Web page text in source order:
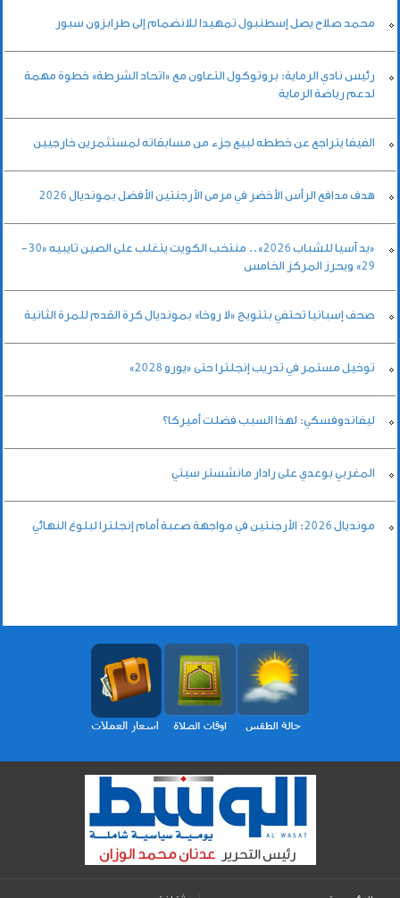
محمد صلاح يصل إسطنبول تمهيدا للانضمام إلى طرابزون سبور
رئيس نادي الرماية: بروتوكول التعاون مع «اتحاد الشرطة» خطوة مهمة
لدعم رياضة الرماية
الفيفا يتراجع عن خططه لبيع جزء من مسابقاته لمستثمرين خارجيين
هدف مدافع الرأس الأخضر في مرمى الأرجنتين الأفضل بمونديال 2026
«يد آسيا للشباب 2026».. منتخب الكويت يتغلب على الصين تايبيه «30-
29» ويحرز المركز الخامس
صحف إسبانيا تحتفي بتتويج «لا روخا» بمونديال كرة القدم للمرة الثانية
توخيل مستمر في تدريب إنجلترا حتى «يورو 2028»
ليفاندوفسكي: لهذا السبب فضلت أميركا؟
المغربي بوعدي على رادار مانشستر سيتي
مونديال 2026: الأرجنتين في مواجهة صعبة أمام إنجلترا لبلوغ النهائي